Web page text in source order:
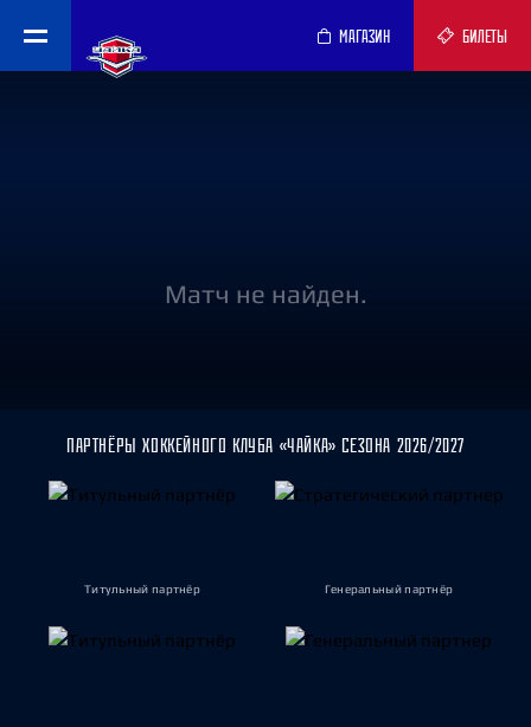
МАГАЗИН БИЛЕТЫ
Матч не найден.
ПАРТНЁРЫ ХОККЕЙНОГО КЛУБА «ЧАЙКА» СЕЗОНА 2026/2027
Титульный партнёр Генеральный партнёр